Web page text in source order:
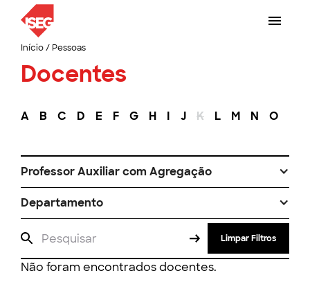
Início/ Pessoas
Docentes
A B C D E F G H I J K L M N O
Professor Auxiliar com Agregação
Departamento
Limpar Filtros
Não foram encontrados docentes.